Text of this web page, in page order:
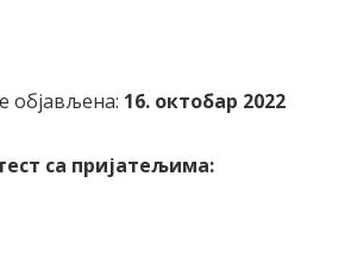
објављена: 16. октобар 2022
са пријатељима: